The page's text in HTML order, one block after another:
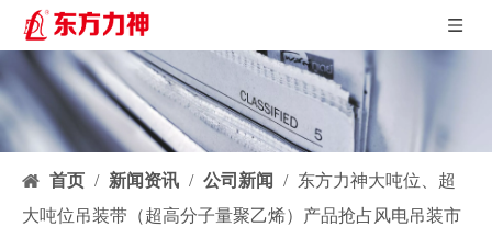
首页 / 新闻资讯 / 公司新闻 / 东方力神大吨位、超
大吨位吊装带（超高分子量聚乙烯）产品抢占风电吊装市